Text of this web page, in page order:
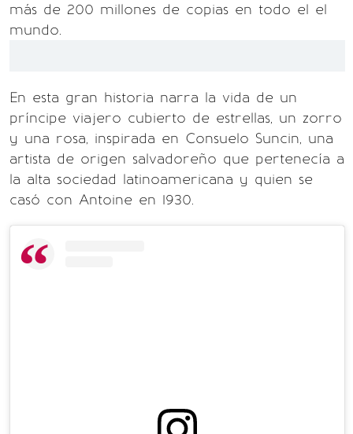
más de 200 millones de copias en todo el el
mundo.
En esta gran historia narra la vida de un
príncipe viajero cubierto de estrellas, un zorro
y una rosa, inspirada en Consuelo Suncin, una
artista de origen salvadoreño que pertenecía a
la alta sociedad latinoamericana y quien se
casó con Antoine en 1930.